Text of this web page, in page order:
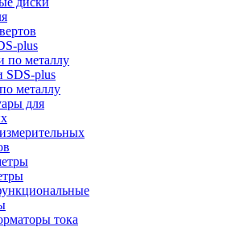
plus
по металлу
SDS-plus
металлу
для
тока